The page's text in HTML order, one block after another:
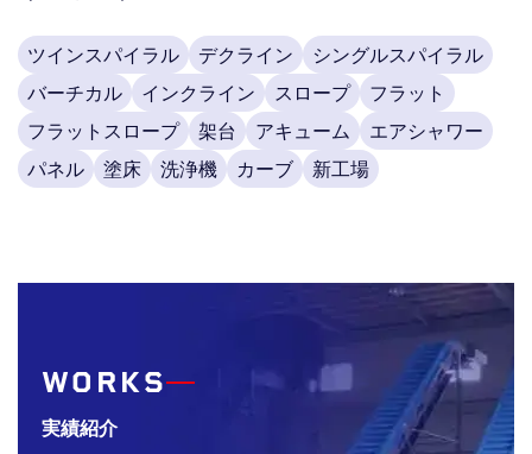
ツインスパイラル デクライン
シングルスパイラル
バーチカル
インクライン スロープ
フラット
フラットスロープ
架台 アキューム
エアシャワー
パネル
塗床 洗浄機 カーブ 新工場
WORKS
実績紹介